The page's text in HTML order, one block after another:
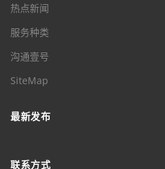
热点新闻
服务种类
沟通壹号
SiteMap
最新发布
联系方式